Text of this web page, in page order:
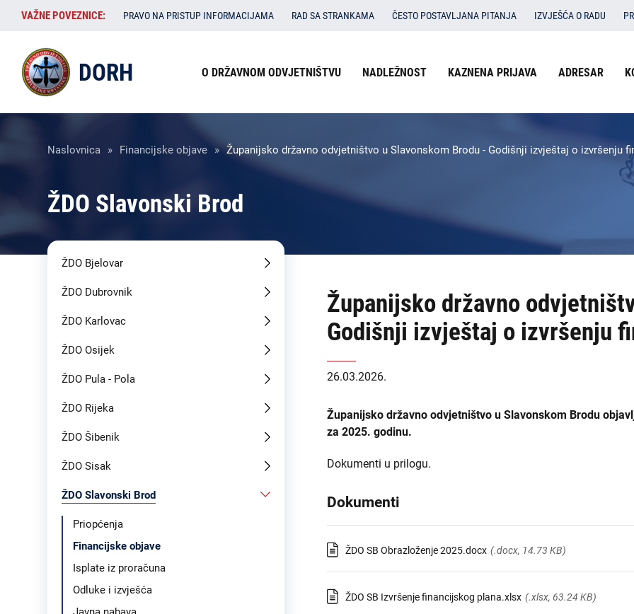
Skoči
sadržaj
VAŽNE
POVEZNICE:
VAŽNE POVEZNICE: PRAVO NA PRISTUP INFORMACIJAMA RAD SA STRANKAMA ČESTO POSTAVLJANA PITANJA IZVJEŠĆA O RADU
Izbornik
zaglavlju
-
O državnom odvjetništvu
Nadležnost
Kaznena prijava
Kontakti
Izbornik
na
naslovnoj
DORH
USKOK
Državnoodvjetničko vijeće
Zabranjen utjecaj i prisila
Liste
-
DORH
Priopćenja
Zapošljavanje
Financijske objave
DORH
Izbornik
zaglavlju
O DRŽAVNOM ODVJETNIŠTVU NADLEŽNOST KAZNENA PRIJAVA ADRESAR
Breadcrumb
Naslovnica Financijske objave Županijsko državno odvjetništvo u Slavonskom Brodu - Godišnji izvještaj o izvršenju
ŽDO Slavonski Brod
Županijsko državno
Godišnji izvještaj o izvršenju
26.03.2026.
Županijsko državno odvjetništvo u Slavonskom Brodu
za 2025. godinu.
Dokumenti u prilogu.
Dokumenti
ŽDO SB Obrazloženje 2025.docx (.docx, 14.73 KB)
ŽDO SB Izvršenje financijskog plana.xlsx (.xlsx, 63.24 KB)
ŽDO Bjelovar
ŽDO Dubrovnik
ŽDO Karlovac
ŽDO Osijek
ŽDO Pula - Pola
ŽDO Rijeka
ŽDO Šibenik
ŽDO Sisak
ŽDO Slavonski Brod
Priopćenja
Financijske objave
Isplate iz proračuna
Odluke i izvješća